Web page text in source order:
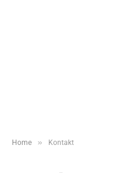
Home » Kontakt